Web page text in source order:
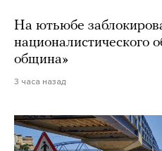
На ютьюбе
националистического
община»
3 часа назад